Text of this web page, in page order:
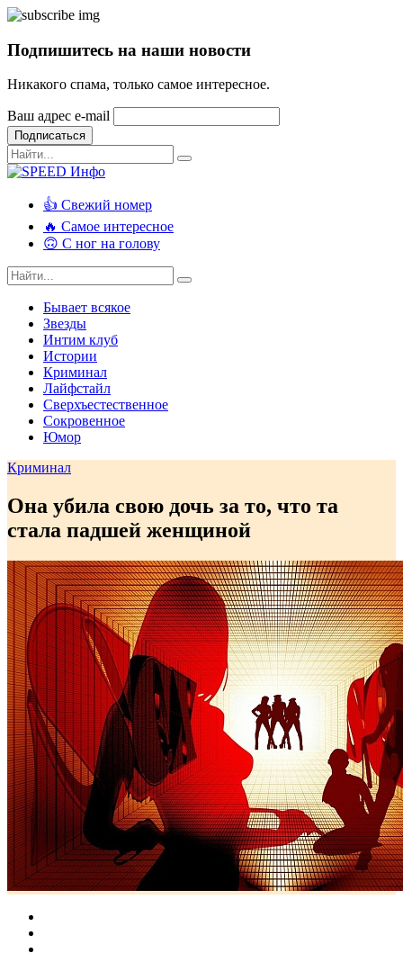
Подпишитесь на наши новости
Никакого спама, только самое интересное.
Ваш адрес e-mail
Подписаться
👍 Свежий номер
🔥 Самое интересное
🙃 С ног на голову
Бывает всякое
Звезды
Интим клуб
Истории
Криминал
Лайфстайл
Сверхъестественное
Сокровенное
Юмор
Криминал
Она убила свою дочь за то, что та
стала падшей женщиной